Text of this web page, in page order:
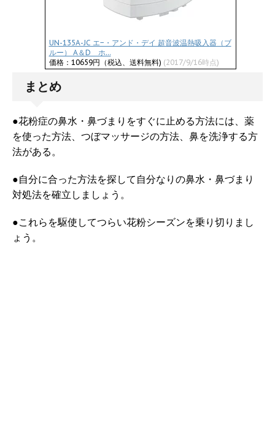
UN-135A-JC エ−・アンド・デイ 超音波温熱吸入器（ブ
ルー） A＆D ホ...
価格：10659円（税込、送料無料) (2017/9/16時点)
まとめ
●花粉症の鼻水・鼻づまりをすぐに止める方法には、薬
を使った方法、つぼマッサージの方法、鼻を洗浄する方
法がある。
●自分に合った方法を探して自分なりの鼻水・鼻づまり
対処法を確立しましょう。
●これらを駆使してつらい花粉シーズンを乗り切りまし
ょう。